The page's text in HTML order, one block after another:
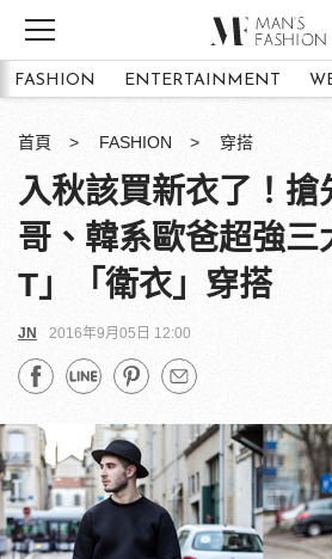
FASHION ENTERTAINMENT
首頁 FASHION 穿搭
入秋該買新衣了！搶
哥、韓系歐爸超強三
T」「衛衣」穿搭
JN 2016年9月05日 12:00